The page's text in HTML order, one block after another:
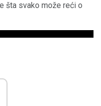
šta svako može reći o